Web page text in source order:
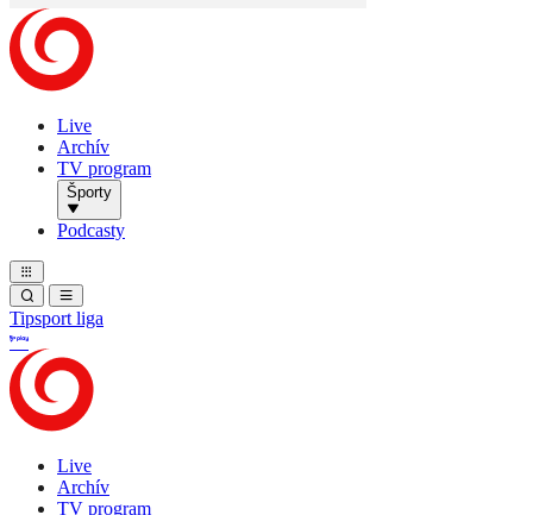
Live
Archív
TV program
Športy
Podcasty
Tipsport liga
Live
Archív
TV program